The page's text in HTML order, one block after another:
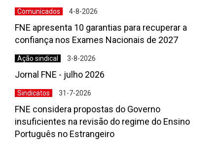
Comunicados 4-8-2026
FNE apresenta 10 garantias para recuperar a
confiança nos Exames Nacionais de 2027
Ação sindical 3-8-2026
Jornal FNE - julho 2026
Sindicatos 31-7-2026
FNE considera propostas do Governo
insuficientes na revisão do regime do Ensino
Português no Estrangeiro